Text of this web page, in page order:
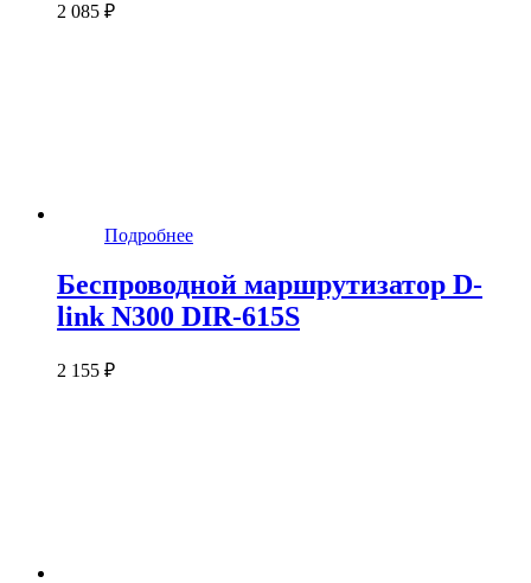
2 085 ₽
Подробнее
Беспроводной маршрутизатор D-
link N300 DIR-615S
2 155 ₽